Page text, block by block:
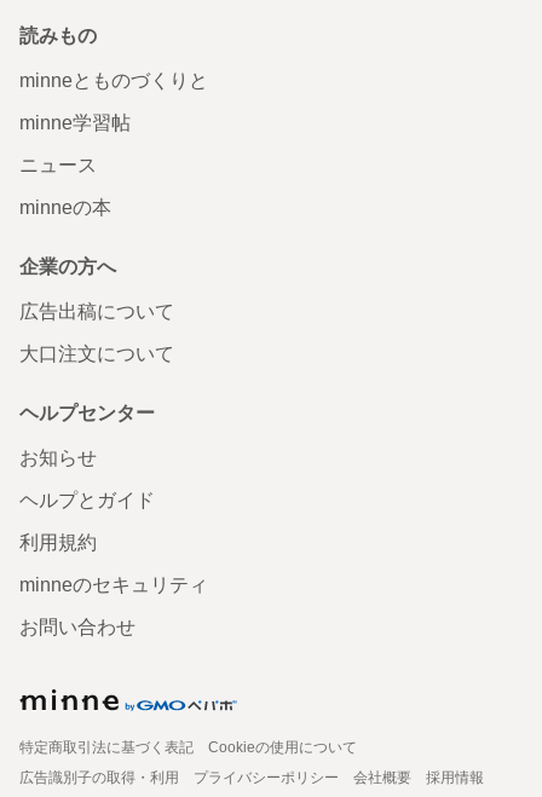
読みもの
minneとものづくりと
minne学習帖
ニュース
minneの本
企業の方へ
広告出稿について
大口注文について
ヘルプセンター
お知らせ
ヘルプとガイド
利用規約
minneのセキュリティ
お問い合わせ
特定商取引法に基づく表記
Cookieの使用について
広告識別子の取得・利用
プライバシーポリシー 会社概要
採用情報